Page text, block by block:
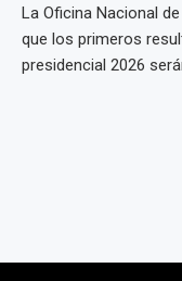
La Oficina Nacional
que los primeros
presidencial 2026